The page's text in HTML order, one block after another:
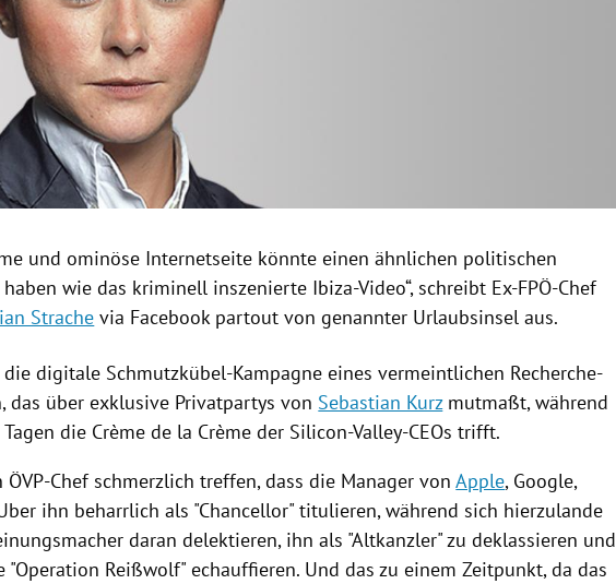
und ominöse Internetseite könnte einen ähnlichen politischen
wie das kriminell inszenierte Ibiza-Video“, schreibt Ex-FPÖ-Chef
Strache via Facebookpartout von genannter Urlaubsinsel aus.
digitale Schmutzkübel-Kampagne eines vermeintlichen Recherche-
das über exklusive Privatpartys von Sebastian Kurzmutmaßt, während
die Crème de la Crème der Silicon-Valley-CEOs trifft.
ÖVP-Chef schmerzlich treffen, dass die Manager vonApple, Google,
ihn beharrlich als "Chancellor" titulieren, während sich hierzulande
daran delektieren, ihn als "Altkanzler" zu deklassieren und
"Operation Reißwolf" echauffieren. Und das zu einem Zeitpunkt, da das